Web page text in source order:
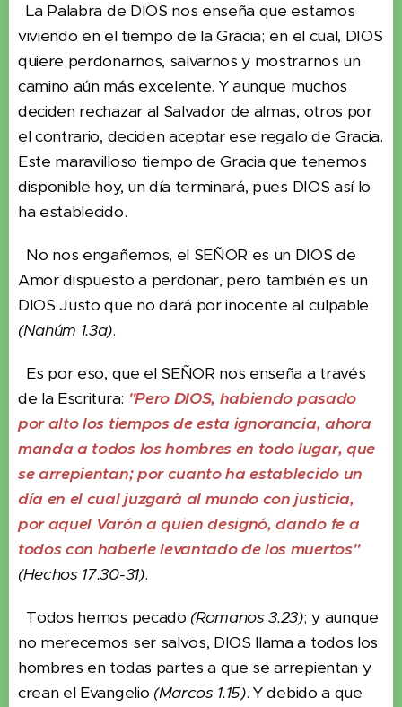
La Palabra de DIOS nos enseña que estamos
viviendo en el tiempo de la Gracia; en el cual, DIOS
quiere perdonarnos, salvarnos y mostrarnos un
camino aún más excelente. Y aunque muchos
deciden rechazar al Salvador de almas, otros por
el contrario, deciden aceptar ese regalo de Gracia.
Este maravilloso tiempo de Gracia que tenemos
disponible hoy, un día terminará, pues DIOS así lo
ha establecido.
No nos engañemos, el SEÑOR es un DIOS de
Amor dispuesto a perdonar, pero también es un
DIOS Justo que no dará por inocente al culpable
(Nahúm 1.3a).
Es por eso, que el SEÑOR nos enseña a través
de la Escritura: "Pero DIOS, habiendo pasado
por alto los tiempos de esta ignorancia, ahora
manda a todos los hombres en todo lugar, que
se arrepientan; por cuanto ha establecido un
día en el cual juzgará al mundo con justicia,
por aquel Varón a quien designó, dando fe a
todos con haberle levantado de los muertos"
(Hechos 17.30-31).
Todos hemos pecado (Romanos 3.23); y aunque
no merecemos ser salvos, DIOS llama a todos los
hombres en todas partes a que se arrepientan y
crean el Evangelio (Marcos 1.15). Y debido a que